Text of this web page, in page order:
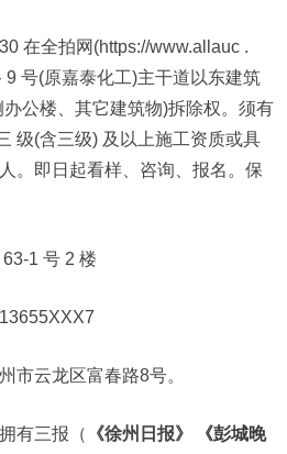
在全拍网(https://www.allauc .
号(原嘉泰化工)主干道以东建筑
公楼、其它建筑物)拆除权。须有
级(含三级) 及以上施工资质或具
。即日起看样、咨询、报名。保
1 号 2 楼
市云龙区富春路8号。
有三报（ 《徐州日报》
《彭城晚